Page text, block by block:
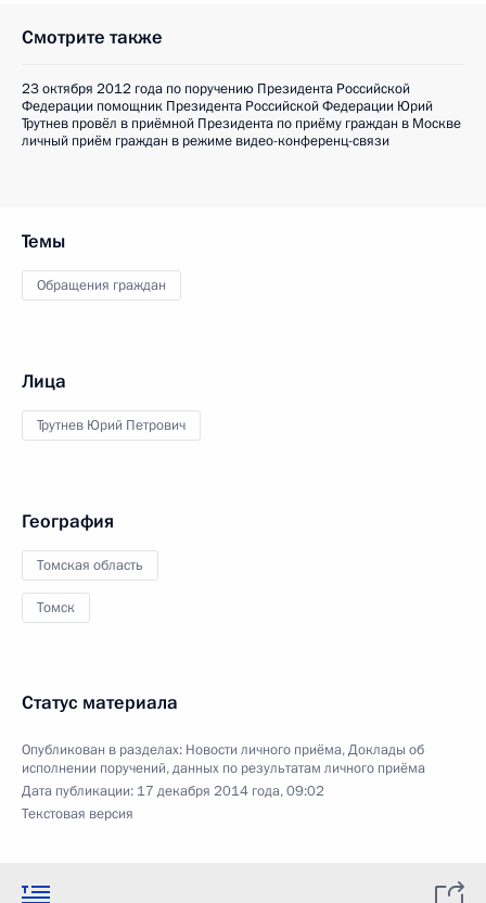
Смотрите также
23 октября 2012 года по поручению Президента Российской
Федерации помощник Президента Российской Федерации Юрий
Трутнев провёл в приёмной Президента по приёму граждан в Москве
личный приём граждан в режиме видео-конференц-связи
Темы
Обращения граждан
Лица
Трутнев Юрий Петрович
География
Томская область
Томск
Статус материала
Опубликован в разделах: Новости личного приёма,Доклады об
исполнении поручений, данных по результатам личного приёма
Дата публикации: 17 декабря 2014 года, 09:02
Текстовая версия